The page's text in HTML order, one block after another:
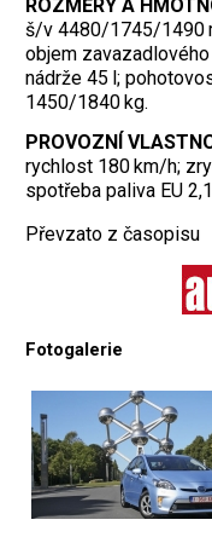
ROZMĚRY A
š/v 4480/1745/1490
objem
nádrže 45 l;
1450/1840 kg.
PROVOZNÍ
rychlost 180 km/h;
spotřeba paliva EU
Převzato z časopisu
Fotogalerie